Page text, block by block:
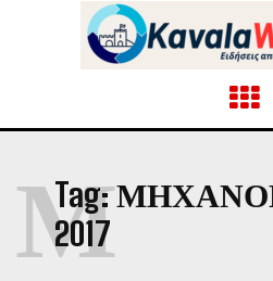
Tag:
2017
Μ